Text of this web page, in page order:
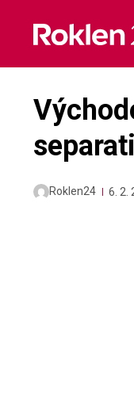
content
Roklen24 6. 2.